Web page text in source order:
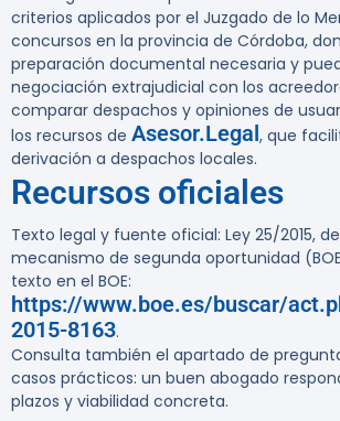
criterios aplicados por el Juzgado de lo
concursos en la provincia de Córdoba,
preparación documental necesaria y
negociación extrajudicial con los
comparar despachos y opiniones de
los recursos de Asesor.Legal, que
derivación a despachos locales.
Recursos oficiales
Texto legal y fuente oficial: Ley 25/2015,
mecanismo de segunda oportunidad
texto en el BOE:
https://www.boe.es/buscar/
2015-8163.
Consulta también el apartado de
casos prácticos: un buen abogado
plazos y viabilidad concreta.